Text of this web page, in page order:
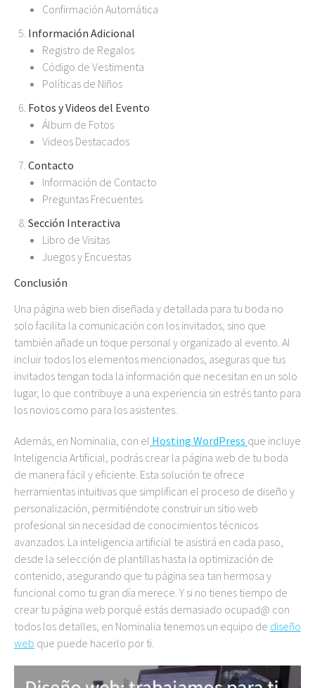
Confirmación Automática
Información Adicional
Registro de Regalos
Código de Vestimenta
Políticas de Niños
Fotos y Videos del Evento
Álbum de Fotos
Videos Destacados
Contacto
Información de Contacto
Preguntas Frecuentes
Sección Interactiva
Libro de Visitas
Juegos y Encuestas
Conclusión
Una página web bien diseñada y detallada para tu boda no
solo facilita la comunicación con los invitados, sino que
también añade un toque personal y organizado al evento. Al
incluir todos los elementos mencionados, aseguras que tus
invitados tengan toda la información que necesitan en un solo
lugar, lo que contribuye a una experiencia sin estrés tanto para
los novios como para los asistentes.
Además, en Nominalia, con el Hosting WordPress que incluye
Inteligencia Artificial, podrás crear la página web de tu boda
de manera fácil y eficiente. Esta solución te ofrece
herramientas intuitivas que simplifican el proceso de diseño y
personalización, permitiéndote construir un sitio web
profesional sin necesidad de conocimientos técnicos
avanzados. La inteligencia artificial te asistirá en cada paso,
desde la selección de plantillas hasta la optimización de
contenido, asegurando que tu página sea tan hermosa y
funcional como tu gran día merece. Y si no tienes tiempo de
crear tu página web porqué estás demasiado ocupad@ con
todos los detalles, en Nominalia tenemos un equipo de diseño
web que puede hacerlo por ti.